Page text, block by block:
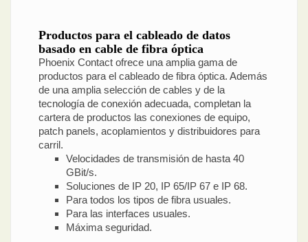
Productos para el cableado de datos
basado en cable de fibra óptica
Phoenix Contact ofrece una amplia gama de
productos para el cableado de fibra óptica. Además
de una amplia selección de cables y de la
tecnología de conexión adecuada, completan la
cartera de productos las conexiones de equipo,
patch panels, acoplamientos y distribuidores para
carril.
Velocidades de transmisión de hasta 40
GBit/s.
Soluciones de IP 20, IP 65/IP 67 e IP 68.
Para todos los tipos de fibra usuales.
Para las interfaces usuales.
Máxima seguridad.